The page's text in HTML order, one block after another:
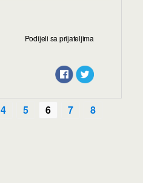
Podijeli sa prijateljima
4 5 6 7
8